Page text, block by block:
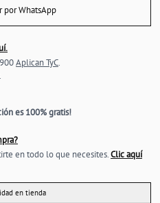
por WhatsApp
Aplican TyC.
es 100% gratis!
en todo lo que necesites.Clic aquí
en tienda